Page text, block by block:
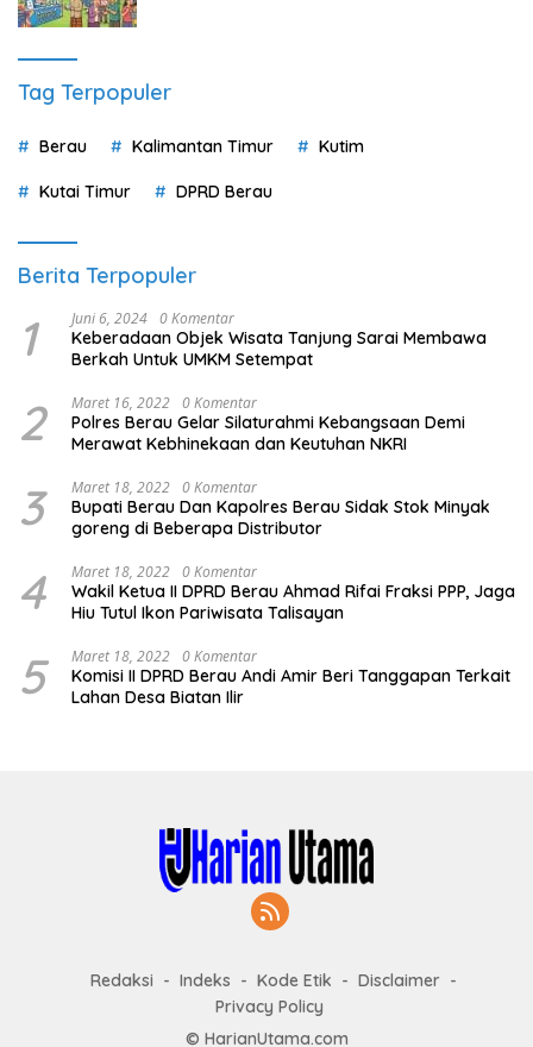
Tag Terpopuler
Berau Kalimantan Timur Kutim
Kutai Timur DPRD Berau
Berita Terpopuler
1 Juni 6, 2024 0 Komentar
Keberadaan Objek Wisata Tanjung Sarai Membawa
Berkah Untuk UMKM Setempat
2 Maret 16, 2022 0 Komentar
Polres Berau Gelar Silaturahmi Kebangsaan Demi
Merawat Kebhinekaan dan Keutuhan NKRI
3 Maret 18, 2022 0 Komentar
Bupati Berau Dan Kapolres Berau Sidak Stok Minyak
goreng di Beberapa Distributor
4 Maret 18, 2022 0 Komentar
Wakil Ketua II DPRD Berau Ahmad Rifai Fraksi PPP, Jaga
Hiu Tutul Ikon Pariwisata Talisayan
5 Maret 18, 2022 0 Komentar
Komisi II DPRD Berau Andi Amir Beri Tanggapan Terkait
Lahan Desa Biatan Ilir
Redaksi Indeks Kode Etik
Disclaimer
Privacy Policy
© HarianUtama.com